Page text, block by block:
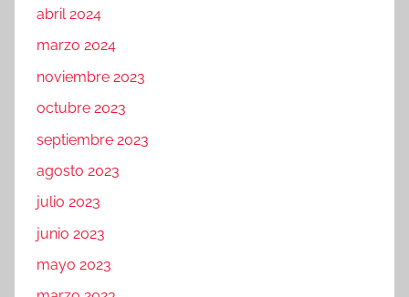
abril 2024
marzo 2024
noviembre 2023
octubre 2023
septiembre 2023
agosto 2023
julio 2023
junio 2023
mayo 2023